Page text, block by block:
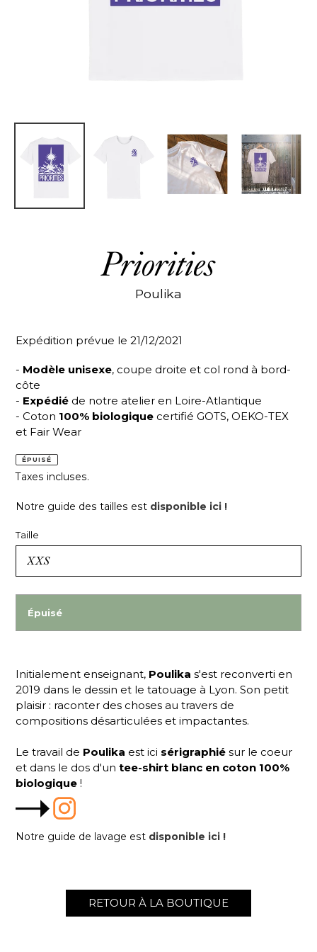
Priorities
Poulika
Expédition prévue le 21/12/2021
- Modèle unisexe, coupe droite et col rond à bord-
côte
- Expédié de notre atelier en Loire-Atlantique
- Coton 100% biologique certifié GOTS, OEKO-TEX
et Fair Wear
ÉPUISÉ
Taxes incluses.
Notre guide des tailles est disponible ici !
Taille
Épuisé
Initialement enseignant, Poulika s'est reconverti en
2019 dans le dessin et le tatouage à Lyon. Son petit
plaisir : raconter des choses au travers de
compositions désarticulées et impactantes.
Le travail de Poulika est ici sérigraphié sur le coeur
et dans le dos d'un tee-shirt blanc en coton 100%
biologique !
Notre guide de lavage est disponible ici !
RETOUR À LA BOUTIQUE